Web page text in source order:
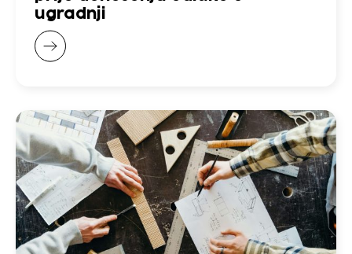
ugradnji